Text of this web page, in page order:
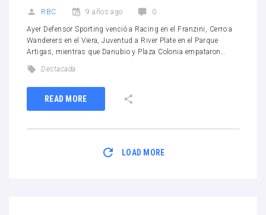
RBC 9 años ago 0
Ayer Defensor Sporting venció a Racing en el Franzini, Cerro a
Wanderers en el Viera, Juventud a River Plate en el Parque
Artigas, mientras que Danubio y Plaza Colonia empataron…
Destacada
READ MORE
LOAD MORE